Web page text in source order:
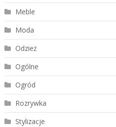
Meble
Moda
Odzież
Ogólne
Ogród
Rozrywka
Stylizacje